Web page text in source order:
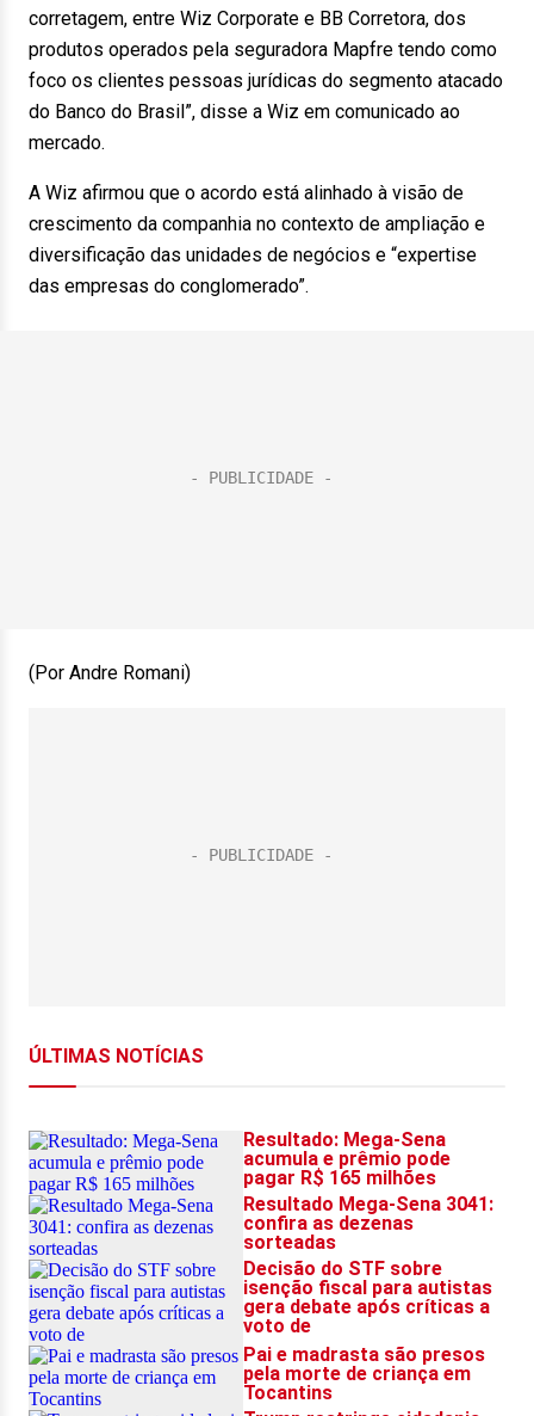
corretagem, entre Wiz Corporate e BB Corretora, dos
produtos operados pela seguradora Mapfre tendo como
foco os clientes pessoas jurídicas do segmento atacado
do Banco do Brasil”, disse a Wiz em comunicado ao
mercado.
A Wiz afirmou que o acordo está alinhado à visão de
crescimento da companhia no contexto de ampliação e
diversificação das unidades de negócios e “expertise
das empresas do conglomerado”.
(Por Andre Romani)